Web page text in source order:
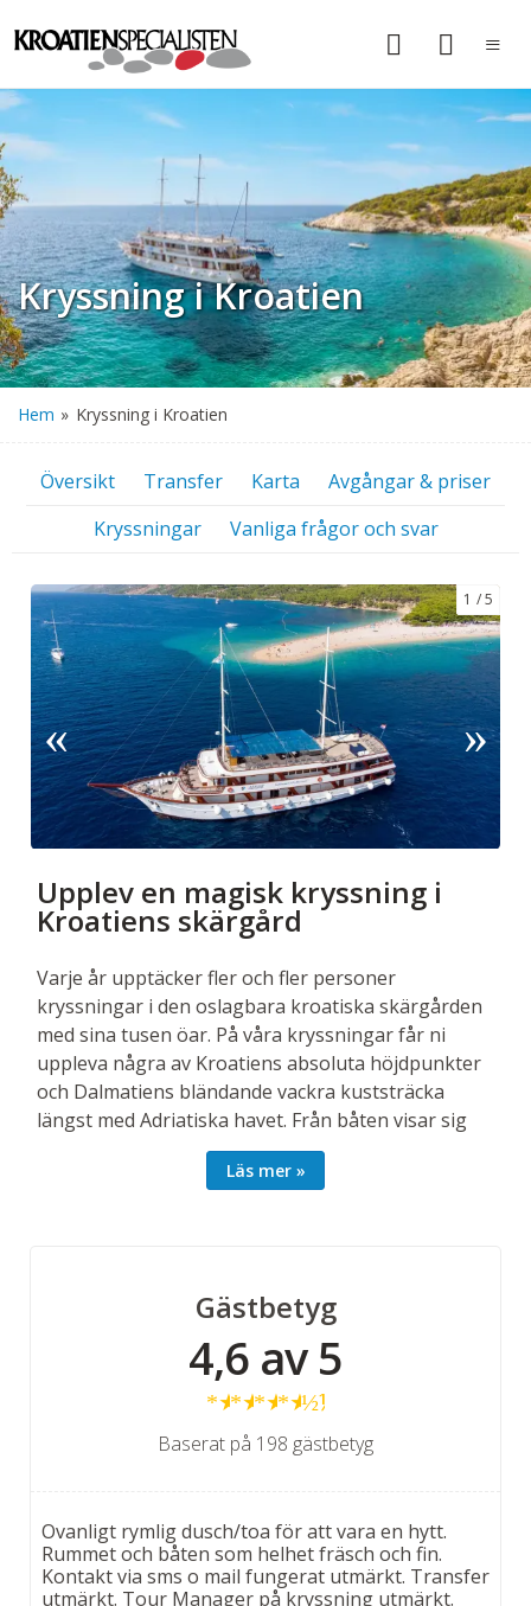
Kryssning i Kroatien
Hem » Kryssning i Kroatien
Översikt Transfer Karta
Avgångar & priser
Kryssningar
Vanliga frågor och svar
1 5
Upplev en magisk kryssning i
Kroatiens skärgård
Varje år upptäcker fler och fler personer
kryssningar i den oslagbara kroatiska skärgården
med sina tusen öar. På våra kryssningar får ni
uppleva några av Kroatiens absoluta höjdpunkter
och Dalmatiens bländande vackra kuststräcka
längst med Adriatiska havet. Från båten visar sig
kusten och det kristallklara vattnet i all sin prakt,
och på kryssningen finns dessutom gott om tid att
mat och goda viner från landets mest kända
Fartygen stannar vid oexploaterade badvikar och
romantiska stränder, en mångfald av lika
svårtillgängliga som underbara badplatser som en
hotellvistelse oftast inte kan erbjuda. Där kan man
fantastiska naturen.
På en skärgårdskryssning sker resan i korta
Läs mer
Gästbetyg
4,6 av 5
★★★★ ½
Baserat på 198 gästbetyg
Ovanligt rymlig dusch/toa för att vara en hytt.
Rummet och båten som helhet fräsch och fin.
Kontakt via sms o mail fungerat utmärkt. Transfer
utmärkt. Tour Manager på kryssning utmärkt.